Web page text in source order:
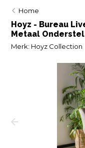
Home
Hoyz - Bureau
Metaal Onderstel
Merk: Hoyz Collection